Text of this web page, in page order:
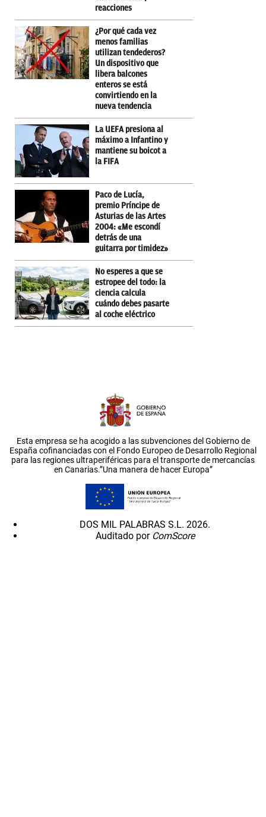
reacciones
¿Por qué cada vez
menos familias
utilizan tendederos?
Un dispositivo que
libera balcones
enteros se está
convirtiendo en la
nueva tendencia
La UEFA presiona al
máximo a Infantino y
mantiene su boicot a
la FIFA
Paco de Lucía,
premio Príncipe de
Asturias de las Artes
2004: «Me escondí
detrás de una
guitarra por timidez»
No esperes a que se
estropee del todo: la
ciencia calcula
cuándo debes pasarte
al coche eléctrico
Esta empresa se ha acogido a las subvenciones del Gobierno de
España cofinanciadas con el Fondo Europeo de Desarrollo Regional
para las regiones ultraperiféricas para el transporte de mercancías
en Canarias.”Una manera de hacer Europa”
DOS MIL PALABRAS S.L. 2026.
Auditado por ComScore